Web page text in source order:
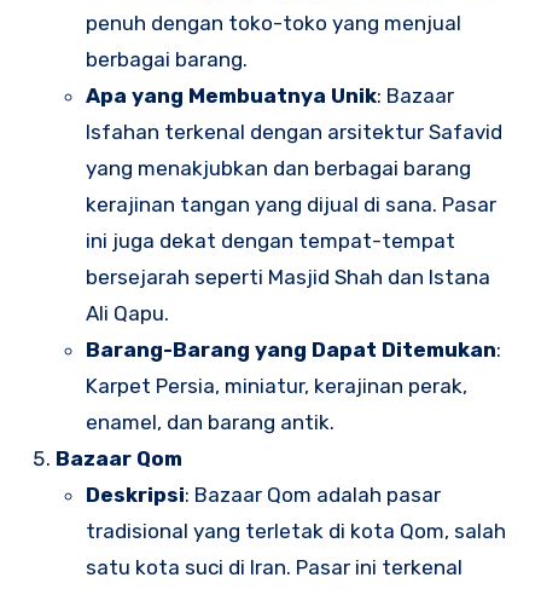
penuh dengan toko-toko yang menjual
berbagai barang.
Apa yang Membuatnya Unik: Bazaar
Isfahan terkenal dengan arsitektur Safavid
yang menakjubkan dan berbagai barang
kerajinan tangan yang dijual di sana. Pasar
ini juga dekat dengan tempat-tempat
bersejarah seperti Masjid Shah dan Istana
Ali Qapu.
Barang-Barang yang Dapat Ditemukan:
Karpet Persia, miniatur, kerajinan perak,
enamel, dan barang antik.
Bazaar Qom
Deskripsi: Bazaar Qom adalah pasar
tradisional yang terletak di kota Qom, salah
satu kota suci di Iran. Pasar ini terkenal